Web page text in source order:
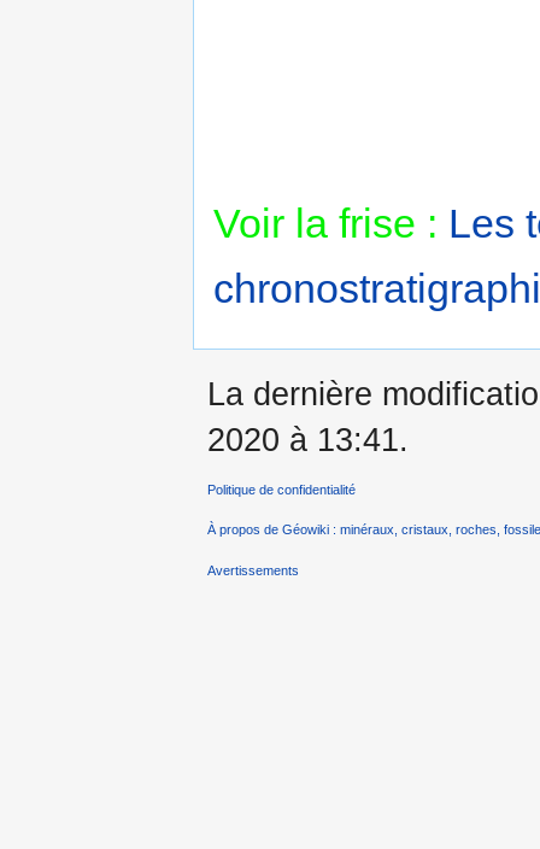
Voir la frise : Les
La dernière
2020 à 13:41.
Politique de confidentialité
À propos de Géowiki : minéraux, cristaux, roches,
Avertissements